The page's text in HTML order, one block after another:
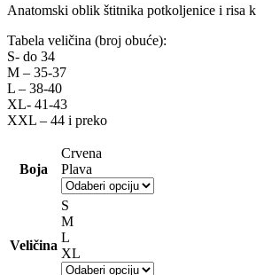
Anatomski oblik štitnika potkoljenice i risa
Tabela veličina (broj obuće):
S- do 34
M – 35-37
L – 38-40
XL- 41-43
XXL – 44 i preko
Boja
Crvena
Plava
Veličina
S
M
L
XL